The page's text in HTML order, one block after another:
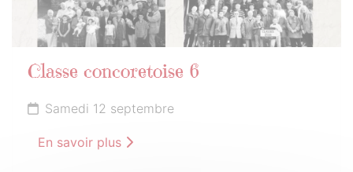
Classe concoretoise 6
Samedi 12 septembre
En savoir plus